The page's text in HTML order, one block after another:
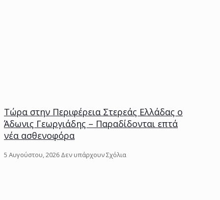
Τώρα στην Περιφέρεια Στερεάς Ελλάδας ο
Άδωνις Γεωργιάδης – Παραδίδονται επτά
νέα ασθενοφόρα
5 Αυγούστου, 2026 Δεν υπάρχουν Σχόλια